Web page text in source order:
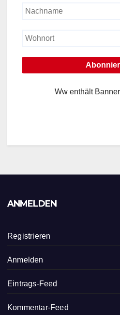
Ww enthält
ANMELDEN
Registrieren
Anmelden
Eintrags-Feed
Kommentar-Feed